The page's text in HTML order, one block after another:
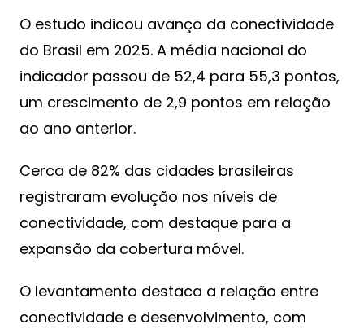
O estudo indicou avanço da conectividade
do Brasil em 2025. A média nacional do
indicador passou de 52,4 para 55,3 pontos,
um crescimento de 2,9 pontos em relação
ao ano anterior.
Cerca de 82% das cidades brasileiras
registraram evolução nos níveis de
conectividade, com destaque para a
expansão da cobertura móvel.
O levantamento destaca a relação entre
conectividade e desenvolvimento, com